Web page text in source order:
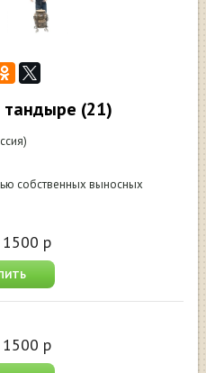
(21)
собственных выносных
1500 р
1500 р